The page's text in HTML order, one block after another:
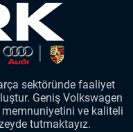
sektöründe faaliyet
Geniş Volkswagen
ve kaliteli
tutmaktayız.